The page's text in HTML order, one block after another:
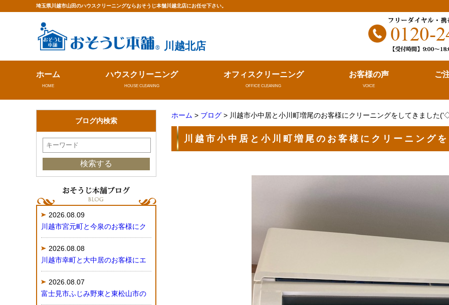
埼玉県川越市山田のハウスクリーニングならおそうじ本舗川越北店にお任せ下さい。
川越北店
ホーム
HOME
ハウスクリーニング
HOUSE CLEANING
オフィスクリーニング
OFFICE CLEANING
お客様の声
VOICE
ご
ホーム > ブログ > 川越市小中居と小川町増尾のお客様にクリーニングをしてきました
川越市小中居と小川町増尾のお客様にクリーニン
ブログ内検索
2026.08.09
川越市宮元町と今泉のお客様にク
2026.08.08
川越市幸町と大中居のお客様にエ
2026.08.07
富士見市ふじみ野東と東松山市の